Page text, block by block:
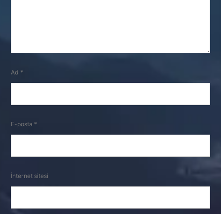
Ad *
E-posta *
İnternet sitesi